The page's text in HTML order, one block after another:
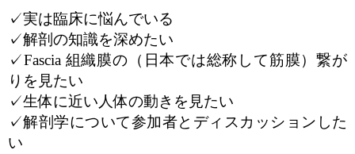
✓実は臨床に悩んでいる
✓解剖の知識を深めたい
✓Fascia 組織膜の（日本では総称して筋膜）繋が
りを見たい
✓生体に近い人体の動きを見たい
✓解剖学について参加者とディスカッションした
い